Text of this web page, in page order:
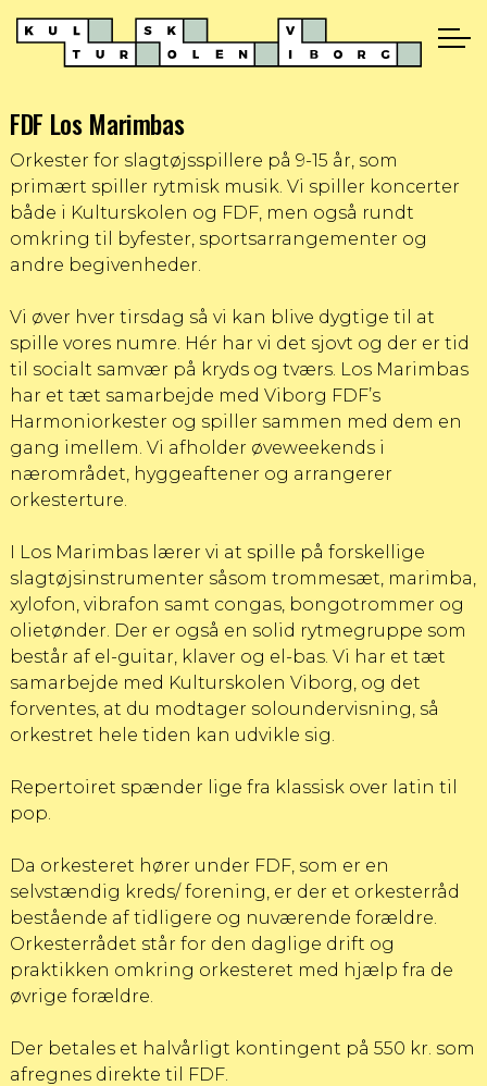
FDF Los Marimbas
Orkester for slagtøjsspillere på 9-15 år, som
primært spiller rytmisk musik. Vi spiller koncerter
både i Kulturskolen og FDF, men også rundt
omkring til byfester, sportsarrangementer og
andre begivenheder.
Vi øver hver tirsdag så vi kan blive dygtige til at
spille vores numre. Hér har vi det sjovt og der er tid
til socialt samvær på kryds og tværs. Los Marimbas
har et tæt samarbejde med Viborg FDF’s
Harmoniorkester og spiller sammen med dem en
gang imellem. Vi afholder øveweekends i
nærområdet, hyggeaftener og arrangerer
orkesterture.
I Los Marimbas lærer vi at spille på forskellige
slagtøjsinstrumenter såsom trommesæt, marimba,
xylofon, vibrafon samt congas, bongotrommer og
olietønder. Der er også en solid rytmegruppe som
består af el-guitar, klaver og el-bas. Vi har et tæt
samarbejde med Kulturskolen Viborg, og det
forventes, at du modtager soloundervisning, så
orkestret hele tiden kan udvikle sig.
Repertoiret spænder lige fra klassisk over latin til
pop.
Da orkesteret hører under FDF, som er en
selvstændig kreds/ forening, er der et orkesterråd
bestående af tidligere og nuværende forældre.
Orkesterrådet står for den daglige drift og
praktikken omkring orkesteret med hjælp fra de
øvrige forældre.
Der betales et halvårligt kontingent på 550 kr. som
afregnes direkte til FDF.